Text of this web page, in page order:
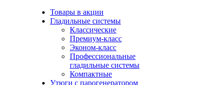
Товары в акции
Гладильные системы
Классические
Премиум-класс
Эконом-класс
Профессиональные
гладильные системы
Компактные
Утюги с парогенератором